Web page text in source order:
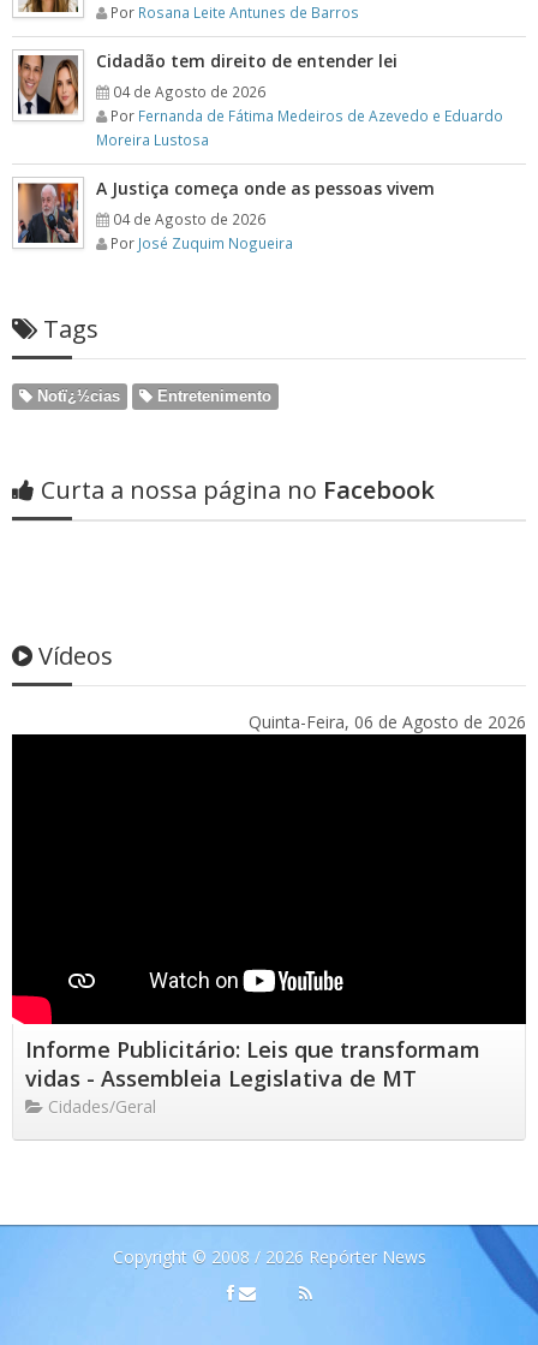
Por Rosana Leite Antunes de Barros
Cidadão tem direito de entender lei
04 de Agosto de 2026
Por Fernanda de Fátima Medeiros de Azevedo e Eduardo
Moreira Lustosa
A Justiça começa onde as pessoas vivem
04 de Agosto de 2026
Por José Zuquim Nogueira
Tags
Notï¿½cias Entretenimento
Curta a nossa página no Facebook
Vídeos
Quinta-Feira, 06 de Agosto de 2026
Informe Publicitário: Leis que transformam
vidas - Assembleia Legislativa de MT
Cidades/Geral
Copyright © 2008 / 2026 Repórter News